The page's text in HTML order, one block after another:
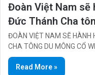
Đoàn Việt Nam sẽ
Đức Thánh Cha
ĐOÀN VIỆT NAM SẼ HÀNH
CHA TÔNG DU MÔNG CỔ
Read More »